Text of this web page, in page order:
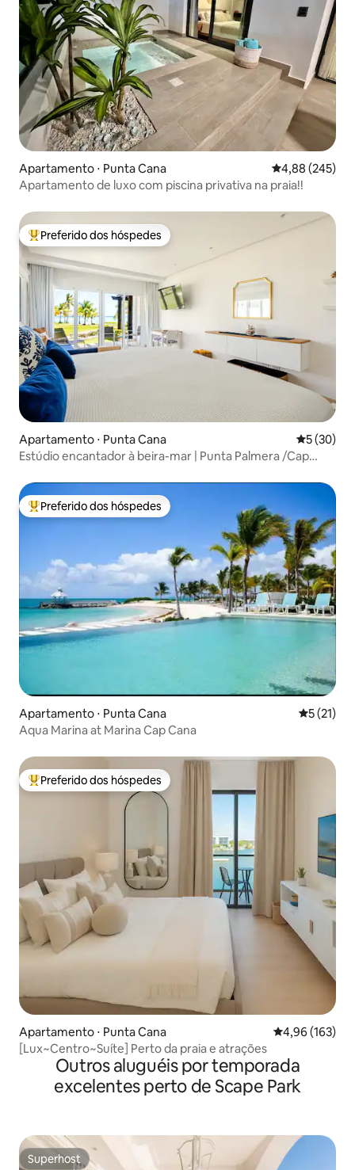
Apartamento ⋅ Punta Cana 4,88 de uma
4,88 (245)
Apartamento de luxo com piscina privativa na praia!!
Entre os melhores preferidos dos hóspedes
Preferido dos hóspedes
Apartamento ⋅ Punta Cana 5 de uma
5 (30)
Estúdio encantador à beira-mar | Punta Palmera /Cap
Entre os melhores preferidos dos hóspedes
Preferido dos hóspedes
Apartamento ⋅ Punta Cana 5 de uma
5 (21)
Aqua Marina at Marina Cap Cana
Entre os melhores preferidos dos hóspedes
Preferido dos hóspedes
Apartamento ⋅ Punta Cana 4,96 de uma
4,96 (163)
[Lux~Centro~Suíte] Perto da praia e atrações
Outros aluguéis por temporada
excelentes perto de Scape Park
Superhost
Superhost